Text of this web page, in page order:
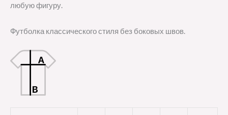
любую фигуру.
Футболка классического стиля без боковых швов.